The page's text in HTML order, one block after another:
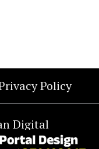
Policy
Digital